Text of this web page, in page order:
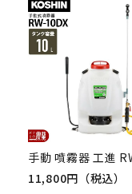
11,800円（税込）